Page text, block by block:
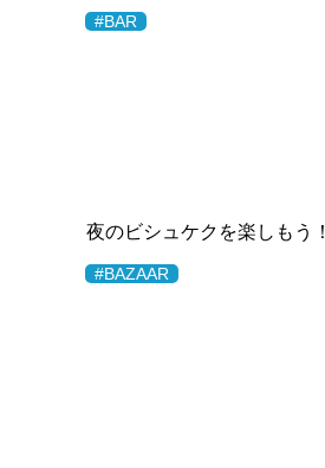
#BAR
夜のビシュケクを楽しもう！
#BAZAAR